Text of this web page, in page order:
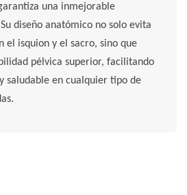
una inmejorable
diseño anatómico no solo evita
el isquion y el sacro, sino que
pélvica superior, facilitando
saludable en cualquier tipo de